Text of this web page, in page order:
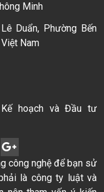
Minh
Duẩn, Phường Bến
Nam
hoạch và Đầu tư
công nghệ để bạn sử
là công ty luật và